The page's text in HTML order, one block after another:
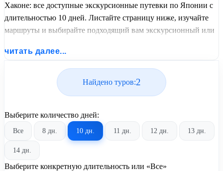
Хаконе: все доступные экскурсионные путевки по Японии с
длительностью 10 дней. Листайте страницу ниже, изучайте
маршруты и выбирайте подходящий вам экскурсионный или
читать далее...
Найдено туров:2
Выберите количество дней:
Все 8 дн. 10 дн. 11 дн. 12 дн. 13 дн.
14 дн.
Выберите конкретную длительность или «Все»